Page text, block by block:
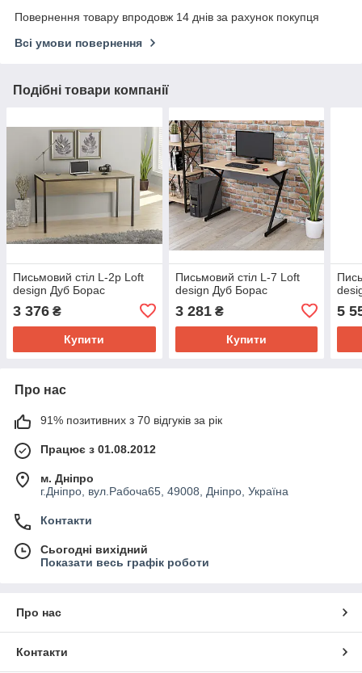
Повернення товару впродовж 14 днів за рахунок покупця
Всі умови повернення
Подібні товари компанії
Письмовий стіл L-2p Loft
design Дуб Борас
3 376 ₴
Купити
Письмовий стіл L-7 Loft
design Дуб Борас
3 281₴
Купити
5
Про нас
91% позитивних з 70 відгуків за рік
Працює з 01.08.2012
м. Дніпро
г.Дніпро, вул.Рабоча65, 49008, Дніпро, Україна
Контакти
Сьогодні вихідний
Показати весь графік роботи
Про нас
Контакти